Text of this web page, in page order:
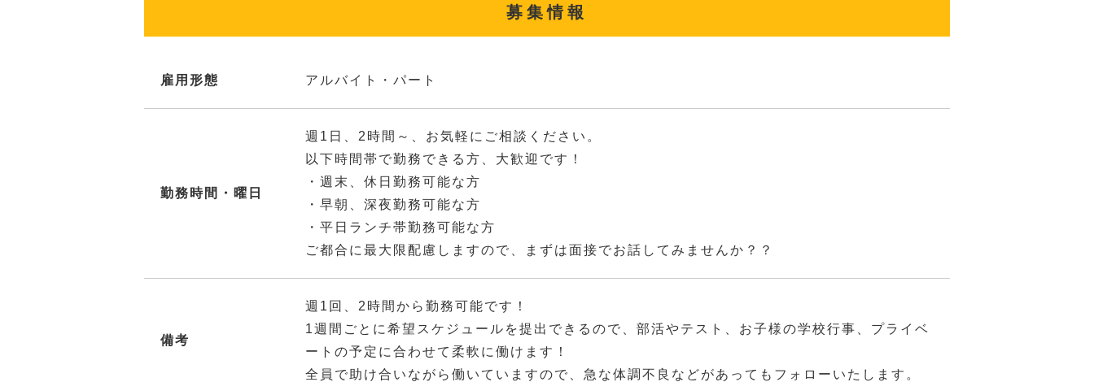
募集情報
雇用形態 アルバイト・パート
勤務時間・曜日
週1日、2時間～、お気軽にご相談ください。
以下時間帯で勤務できる方、大歓迎です！
・週末、休日勤務可能な方
・早朝、深夜勤務可能な方
・平日ランチ帯勤務可能な方
ご都合に最大限配慮しますので、まずは面接でお話してみませんか？？
備考
週1回、2時間から勤務可能です！
1週間ごとに希望スケジュールを提出できるので、部活やテスト、お子様の学校行事、プライベ
ートの予定に合わせて柔軟に働けます！
全員で助け合いながら働いていますので、急な体調不良などがあってもフォローいたします。